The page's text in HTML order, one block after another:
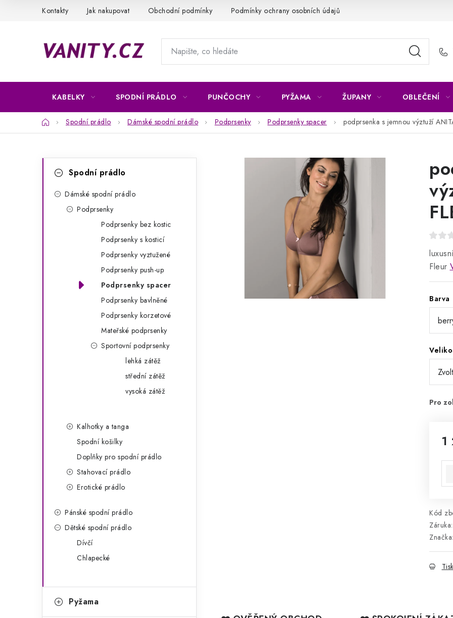
Kontakty Jak nakupovat Obchodní podmínky Podmínky ochrany osobních údajů
KABELKY SPODNÍ PRÁDLO PUNČOCHY PYŽAMA ŽUPANY OBLEČENÍ
DomůSpodní prádlo Dámské spodní prádlo Podprsenky Podprsenky spacer podprsenka s jemnou výztuží
kategorieSpodní prádlo
Dámské spodní prádlo
Podprsenky
Podprsenky bez kostic
Podprsenky s kosticí
Podprsenky vyztužené
Podprsenky push-up
Podprsenky spacer
Podprsenky bavlněné
Podprsenky korzetové
Mateřské podprsenky
Sportovní podprsenky
lehká zátěž
střední zátěž
vysoká zátěž
Kalhotky a tanga
Spodní košilky
Doplňky pro spodní prádlo
Stahovací prádlo
Erotické prádlo
Pánské spodní prádlo
Dětské spodní prádlo
Dívčí
Chlapecké
Pyžama
Fleur
Barva
1
Kód
Záruka:
Značka:
Tisk